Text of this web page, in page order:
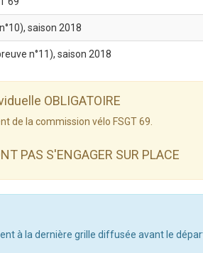
saison 2018
n°11), saison 2018
OBLIGATOIRE
de la commission vélo FSGT 69.
PAS S'ENGAGER SUR PLACE
à la dernière grille diffusée avant le